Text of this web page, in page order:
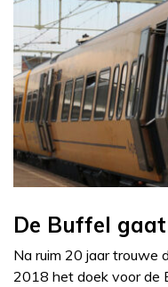
De Buffel
Na ruim 20 jaar trouwe
2018 het doek voor de